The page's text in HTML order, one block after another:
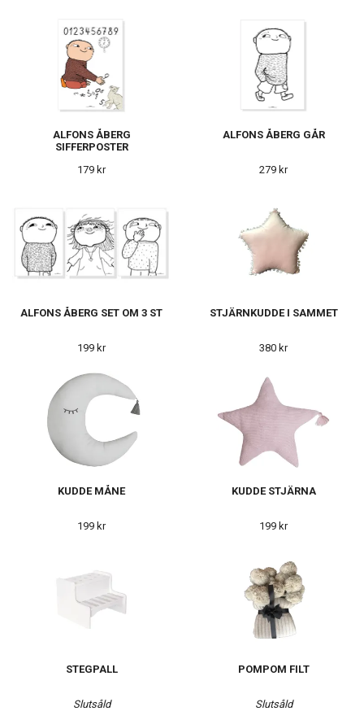
ALFONS ÅBERG
SIFFERPOSTER
179 kr
ALFONS ÅBERG GÅR
279 kr
ALFONS ÅBERG SET OM 3 ST
199 kr
STJÄRNKUDDE I SAMMET
380 kr
KUDDE MÅNE
199 kr
KUDDE STJÄRNA
199 kr
STEGPALL
Slutsåld
POMPOM FILT
Slutsåld